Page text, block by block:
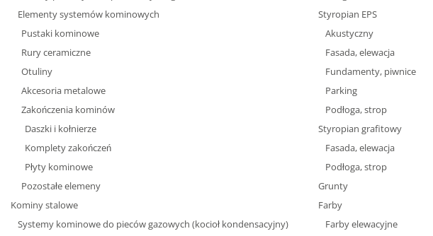
Elementy systemów kominowych
Pustaki kominowe
Rury ceramiczne
Otuliny
Akcesoria metalowe
Zakończenia kominów
Daszki i kołnierze
Komplety zakończeń
Płyty kominowe
Pozostałe elemeny
Kominy stalowe
Systemy kominowe do pieców gazowych (kocioł kondensacyjny)
Styropian EPS
Akustyczny
Fasada, elewacja
Fundamenty, piwnice
Parking
Podłoga, strop
Styropian grafitowy
Fasada, elewacja
Podłoga, strop
Grunty
Farby
Farby elewacyjne